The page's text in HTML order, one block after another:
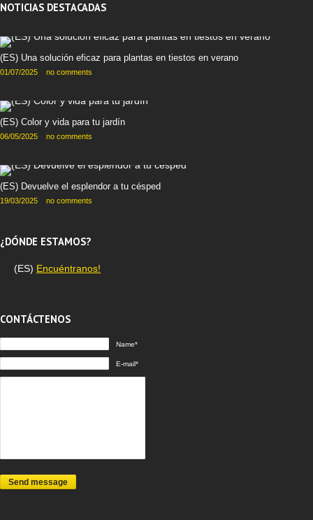
NOTICIAS DESTACADAS
(ES) Una solución eficaz para plantas en tiestos en verano
01/07/2025 no comments
(ES) Color y vida para tu jardín
06/05/2025 no comments
(ES) Devuelve el esplendor a tu césped
19/03/2025 no comments
¿DÓNDE ESTAMOS?
(ES) Encuéntranos!
CONTÁCTENOS
Name*
E-mail*
Send message